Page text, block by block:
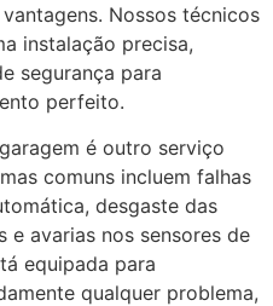
Nossos técnicos
instalação precisa,
segurança para
perfeito.
é outro serviço
comuns incluem falhas
desgaste das
e avarias nos sensores de
equipada para
qualquer problema,